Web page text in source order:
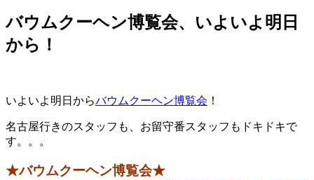
バウムクーヘン博覧会、いよいよ明日
から！
いよいよ明日からバウムクーヘン博覧会 ！
名古屋行きのスタッフも、お留守番スタッフもドキドキで
す。。。
★バウムクーヘン博覧会★